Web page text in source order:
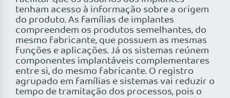
tenham acesso à informação sobre a origem
do produto. As famílias de implantes
compreendem os produtos semelhantes, do
mesmo fabricante, que possuem as mesmas
funções e aplicações. Já os sistemas reúnem
componentes implantáveis complementares
entre si, do mesmo fabricante. O registro
agrupado em famílias e sistemas vai reduzir o
tempo de tramitação dos processos, pois o